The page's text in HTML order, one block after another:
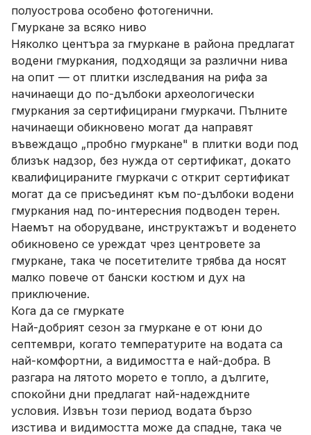
полуострова особено фотогенични.
Гмуркане за всяко ниво
Няколко центъра за гмуркане в района предлагат
водени гмуркания, подходящи за различни нива
на опит — от плитки изследвания на рифа за
начинаещи до по-дълбоки археологически
гмуркания за сертифицирани гмуркачи. Пълните
начинаещи обикновено могат да направят
въвеждащо „пробно гмуркане" в плитки води под
близък надзор, без нужда от сертификат, докато
квалифицираните гмуркачи с открит сертификат
могат да се присъединят към по-дълбоки водени
гмуркания над по-интересния подводен терен.
Наемът на оборудване, инструктажът и воденето
обикновено се уреждат чрез центровете за
гмуркане, така че посетителите трябва да носят
малко повече от бански костюм и дух на
приключение.
Кога да се гмуркате
Най-добрият сезон за гмуркане е от юни до
септември, когато температурите на водата са
най-комфортни, а видимостта е най-добра. В
разгара на лятото морето е топло, а дългите,
спокойни дни предлагат най-надеждните
условия. Извън този период водата бързо
изстива и видимостта може да спадне, така че